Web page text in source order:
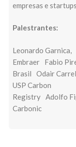
empresas e
Palestrantes:
Leonardo Garnica,
Embraer
Fabio
Brasil
Odair
USP Carbon
Registry Adolfo
Carbonic